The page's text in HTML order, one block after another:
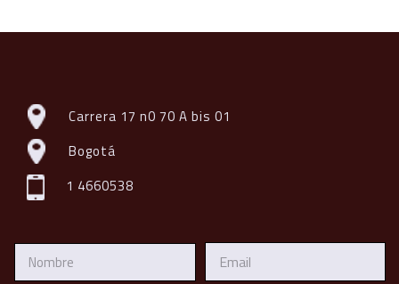
Carrera 17 n0 70 A bis 01
Bogotá
1 4660538